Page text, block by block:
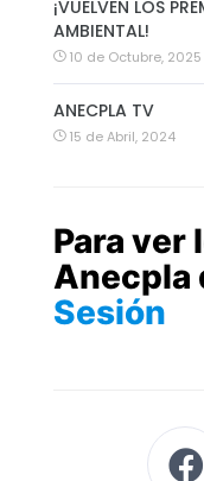
¡VUELVEN LOS
AMBIENTAL!
10 de Octubre, 2025
ANECPLA TV
15 de Abril, 2024
Para ver
Anecpla
Sesión